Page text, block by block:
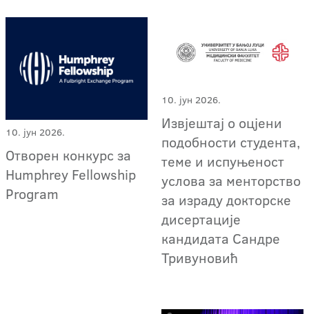
10. јун 2026.
Отворен конкурс за
Humphrey Fellowship
Program
10. јун 2026.
Извјештај о оцјени
подобности студента,
теме и испуњеност
услова за менторство
за израду докторске
дисертације
кандидата Сандре
Тривуновић